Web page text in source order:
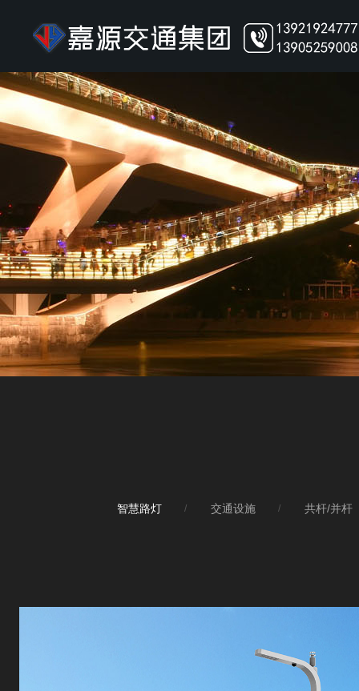
智慧路灯 交通设施 共杆/并杆